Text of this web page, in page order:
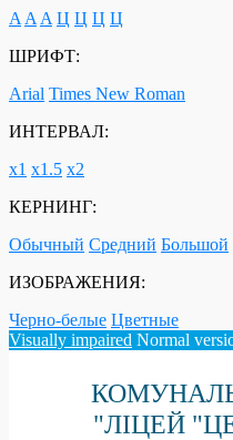
A A A Ц Ц Ц Ц
ШРИФТ:
Arial Times New Roman
ИНТЕРВАЛ:
х1 х1.5 х2
КЕРНИНГ:
Обычный Средний Большой
ИЗОБРАЖЕНИЯ:
Черно-белые Цветные
Visually impaired Normal
"ЛІЦЕЙ